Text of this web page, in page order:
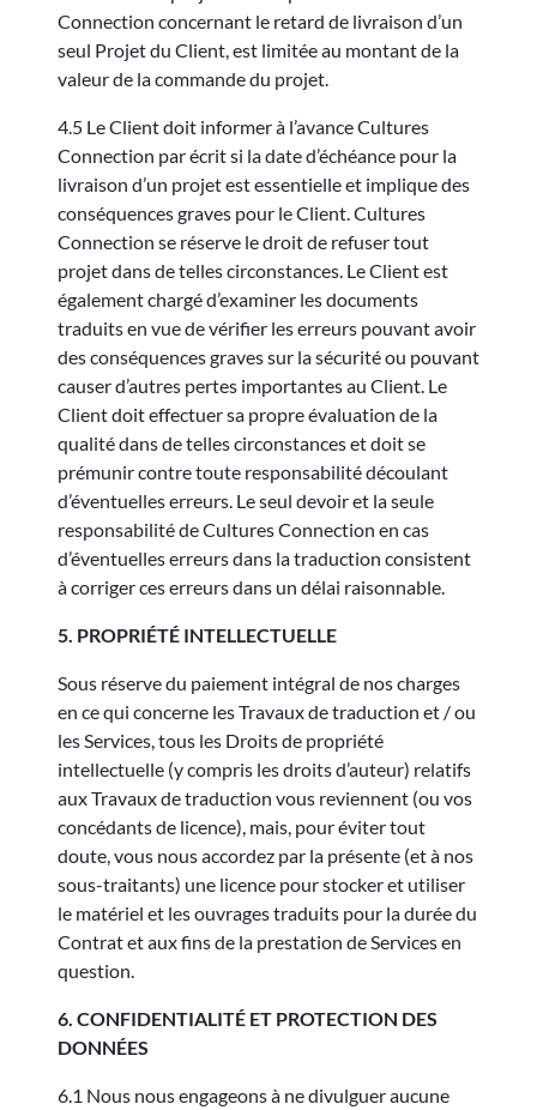
Connection concernant le retard de livraison d’un
seul Projet du Client, est limitée au montant de la
valeur de la commande du projet.
4.5 Le Client doit informer à l’avance Cultures
Connection par écrit si la date d’échéance pour la
livraison d’un projet est essentielle et implique des
conséquences graves pour le Client. Cultures
Connection se réserve le droit de refuser tout
projet dans de telles circonstances. Le Client est
également chargé d’examiner les documents
traduits en vue de vérifier les erreurs pouvant avoir
des conséquences graves sur la sécurité ou pouvant
causer d’autres pertes importantes au Client. Le
Client doit effectuer sa propre évaluation de la
qualité dans de telles circonstances et doit se
prémunir contre toute responsabilité découlant
d’éventuelles erreurs. Le seul devoir et la seule
responsabilité de Cultures Connection en cas
d’éventuelles erreurs dans la traduction consistent
à corriger ces erreurs dans un délai raisonnable.
5. PROPRIÉTÉ INTELLECTUELLE
Sous réserve du paiement intégral de nos charges
en ce qui concerne les Travaux de traduction et / ou
les Services, tous les Droits de propriété
intellectuelle (y compris les droits d’auteur) relatifs
aux Travaux de traduction vous reviennent (ou vos
concédants de licence), mais, pour éviter tout
doute, vous nous accordez par la présente (et à nos
sous-traitants) une licence pour stocker et utiliser
le matériel et les ouvrages traduits pour la durée du
Contrat et aux fins de la prestation de Services en
question.
6. CONFIDENTIALITÉ ET PROTECTION DES
DONNÉES
6.1 Nous nous engageons à ne divulguer aucune